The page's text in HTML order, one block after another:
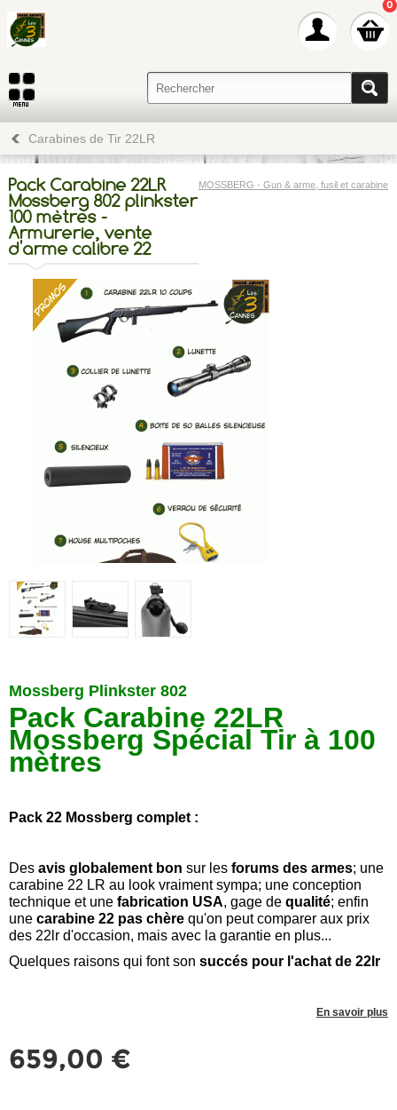
0
Carabines de Tir 22LR
MOSSBERG - Gun & arme, fusil et carabine
Pack Carabine 22LR
Mossberg 802 plinkster
100 mètres -
Armurerie, vente
d'arme calibre 22
Mossberg Plinkster 802
Pack Carabine 22LR
Mossberg Spécial Tir à 100
mètres
Pack 22 Mossberg complet :
Des avis globalement bon sur les forums des armes; une
carabine 22 LR au look vraiment sympa; une conception
technique et une fabrication USA, gage de qualité; enfin
une carabine 22 pas chère qu'on peut comparer aux prix
des 22lr d'occasion, mais avec la garantie en plus...
Quelques raisons qui font son succés pour l'achat de 22lr
En savoir plus
659,00 €